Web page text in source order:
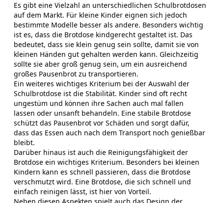
Es gibt eine Vielzahl an unterschiedlichen Schulbrotdosen
auf dem Markt. Für kleine Kinder eignen sich jedoch
bestimmte Modelle besser als andere. Besonders wichtig
ist es, dass die Brotdose kindgerecht gestaltet ist. Das
bedeutet, dass sie klein genug sein sollte, damit sie von
kleinen Händen gut gehalten werden kann. Gleichzeitig
sollte sie aber groß genug sein, um ein ausreichend
großes Pausenbrot zu transportieren.
Ein weiteres wichtiges Kriterium bei der Auswahl der
Schulbrotdose ist die Stabilität. Kinder sind oft recht
ungestüm und können ihre Sachen auch mal fallen
lassen oder unsanft behandeln. Eine stabile Brotdose
schützt das Pausenbrot vor Schäden und sorgt dafür,
dass das Essen auch nach dem Transport noch genießbar
bleibt.
Darüber hinaus ist auch die Reinigungsfähigkeit der
Brotdose ein wichtiges Kriterium. Besonders bei kleinen
Kindern kann es schnell passieren, dass die Brotdose
verschmutzt wird. Eine Brotdose, die sich schnell und
einfach reinigen lässt, ist hier von Vorteil.